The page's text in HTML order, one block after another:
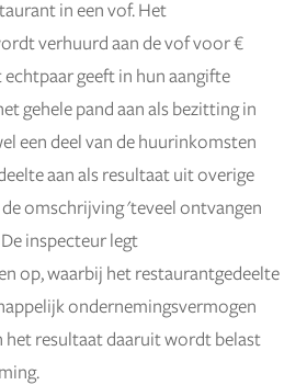
in een vof. Het
verhuurd aan de vof voor €
echtpaar geeft in hun aangifte
gehele pand aan als bezitting in
een deel van de huurinkomsten
aan als resultaat uit overige
omschrijving 'teveel ontvangen
inspecteur legt
op, waarbij het restaurantgedeelte
ondernemingsvermogen
het resultaat daaruit wordt belast